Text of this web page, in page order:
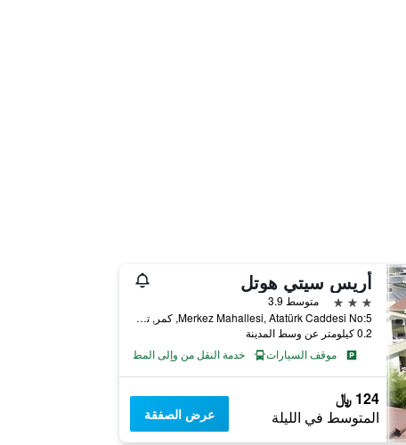
أريس سيتي هوتل
3 نجوم
متوسط 3.9
Merkez Mahallesi, Atatürk Caddesi No:5, كمر, تركيا
0.2 كيلومتر عن وسط المدينة
موقف السيارات
خدمة النقل من وإلى المطار
124 ﷼
المتوسط في الليلة عرض الصفقة